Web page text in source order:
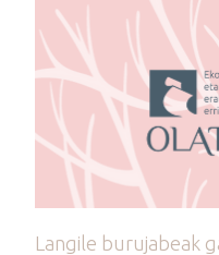
Langile burujabeak